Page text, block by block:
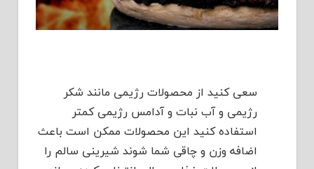
سعی کنید از محصولات رژیمی مانند شکر
رژیمی و آب نبات و آدامس رژیمی کمتر
استفاده کنید این محصولات ممکن است باعث
اضافه وزن و چاقی شما شوند شیرینی سالم را